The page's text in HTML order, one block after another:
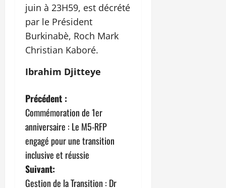
juin à 23H59, est décrété
par le Président
Burkinabè, Roch Mark
Christian Kaboré.
Ibrahim Djitteye
N
a
v
i
Précédent :
Commémoration de 1er
anniversaire : Le M5-RFP
engagé pour une transition
inclusive et réussie
Suivant:
Gestion de la Transition : Dr